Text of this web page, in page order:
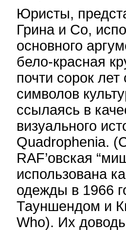
Юристы,
Грина и Co,
основного
бело-красная
почти сорок
символов
ссылаясь в
визуального
Quadrophenia. (
RAF’овская
использована
одежды в 1966
Тауншендом и
Who). Их